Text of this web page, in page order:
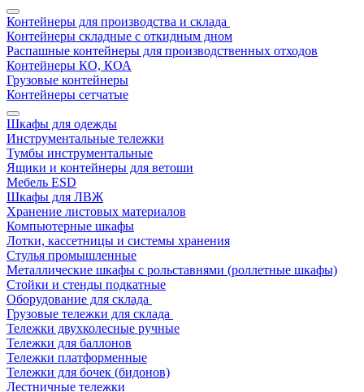
Контейнеры для производства и склада
Контейнеры складные с откидным дном
Распашные контейнеры для производственных отходов
Контейнеры КО, КОА
Грузовые контейнеры
Контейнеры сетчатые
Шкафы для одежды
Инструментальные тележки
Тумбы инструментальные
Ящики и контейнеры для ветоши
Мебель ESD
Шкафы для ЛВЖ
Хранение листовых материалов
Компьютерные шкафы
Лотки, кассетницы и системы хранения
Стулья промышленные
Металлические шкафы с рольставнями (роллетные шкафы)
Стойки и стенды подкатные
Оборудование для склада
Грузовые тележки для склада
Тележки двухколесные ручные
Тележки для баллонов
Тележки платформенные
Тележки для бочек (бидонов)
Лестничные тележки